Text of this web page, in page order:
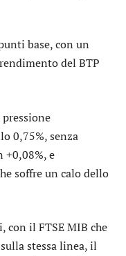
base, con un
del BTP
0,75%, senza
+0,08%, e
soffre un calo dello
con il FTSE MIB che
stessa linea, il